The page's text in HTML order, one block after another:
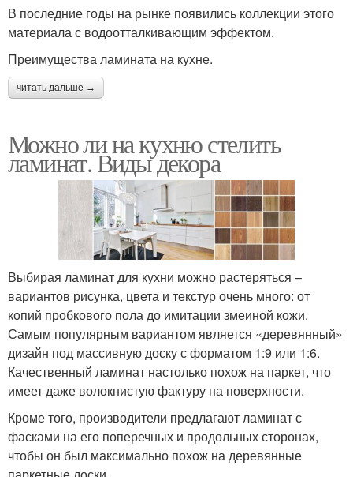
В последние годы на рынке появились коллекции этого
материала с водоотталкивающим эффектом.
Преимущества ламината на кухне.
читать дальше →
Можно ли на кухню стелить
ламинат. Виды декора
Выбирая ламинат для кухни можно растеряться –
вариантов рисунка, цвета и текстур очень много: от
копий пробкового пола до имитации змеиной кожи.
Самым популярным вариантом является «деревянный»
дизайн под массивную доску с форматом 1:9 или 1:6.
Качественный ламинат настолько похож на паркет, что
имеет даже волокнистую фактуру на поверхности.
Кроме того, производители предлагают ламинат с
фасками на его поперечных и продольных сторонах,
чтобы он был максимально похож на деревянные